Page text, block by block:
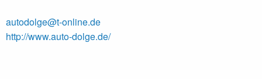
autodolge@t-online.de
http://www.auto-dolge.de/